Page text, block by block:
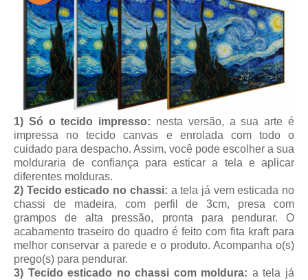
1) Só o tecido impresso: nesta versão, a sua arte é
impressa no tecido canvas e enrolada com todo o
cuidado para despacho. Assim, você pode escolher a sua
molduraria de confiança para esticar a tela e aplicar
diferentes molduras.
2) Tecido esticado no chassi: a tela já vem esticada no
chassi de madeira, com perfil de 3cm, presa com
grampos de alta pressão, pronta para pendurar. O
acabamento traseiro do quadro é feito com fita kraft para
melhor conservar a parede e o produto. Acompanha o(s)
prego(s) para pendurar.
3) Tecido esticado no chassi com moldura: a tela já